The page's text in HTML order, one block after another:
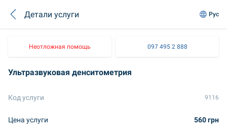
Детали услуги Рус
Неотложная помощь 097 495 2 888
Ультразвуковая денситометрия
Код услуги 9116
Цена услуги 560 грн